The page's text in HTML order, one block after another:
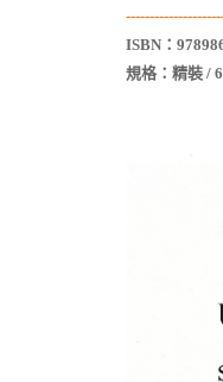
ISBN：
規格：精裝 /